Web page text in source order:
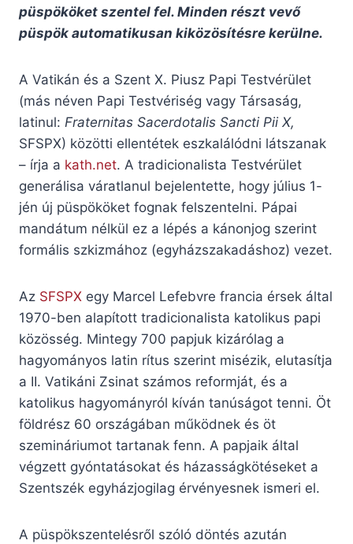
püspököket szentel fel. Minden részt vevő
püspök automatikusan kiközösítésre kerülne.
A Vatikán és a Szent X. Piusz Papi Testvérület
(más néven Papi Testvériség vagy Társaság,
latinul: Fraternitas Sacerdotalis Sancti Pii X,
SFSPX) közötti ellentétek eszkalálódni látszanak
– írja a kath.net. A tradicionalista Testvérület
generálisa váratlanul bejelentette, hogy július 1-
jén új püspököket fognak felszentelni. Pápai
mandátum nélkül ez a lépés a kánonjog szerint
formális szkizmához (egyházszakadáshoz) vezet.
Az SFSPX egy Marcel Lefebvre francia érsek által
1970-ben alapított tradicionalista katolikus papi
közösség. Mintegy 700 papjuk kizárólag a
hagyományos latin rítus szerint misézik, elutasítja
a II. Vatikáni Zsinat számos reformját, és a
katolikus hagyományról kíván tanúságot tenni. Öt
földrész 60 országában működnek és öt
szemináriumot tartanak fenn. A papjaik által
végzett gyóntatásokat és házasságkötéseket a
Szentszék egyházjogilag érvényesnek ismeri el.
A püspökszentelésről szóló döntés azután